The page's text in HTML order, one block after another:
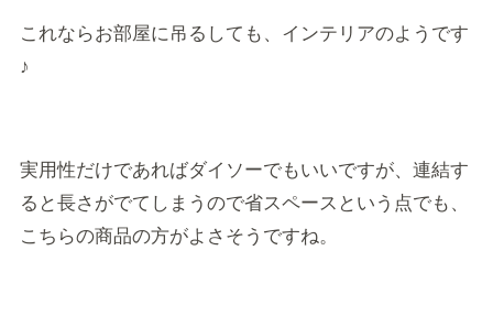
これならお部屋に吊るしても、インテリアのようです
♪
実用性だけであればダイソーでもいいですが、連結す
ると長さがでてしまうので省スペースという点でも、
こちらの商品の方がよさそうですね。